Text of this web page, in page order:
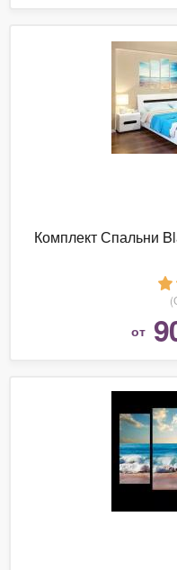
Комплект Спальни
от